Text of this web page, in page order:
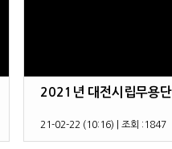
2021년 대전시립무용단
21-02-22 (10:16) 조회 : 1847